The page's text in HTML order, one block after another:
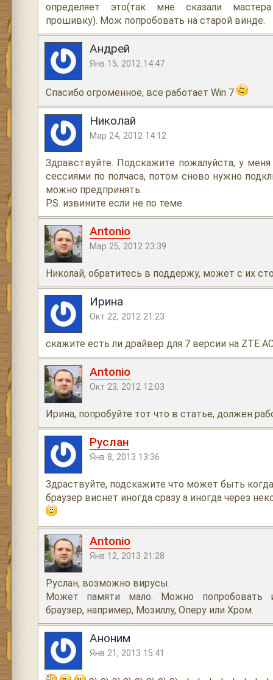
определяет это(так мне сказали
прошивку). Мож попробовать на старой винде.
Андрей
Янв 15, 2012 14:47
Спасибо огроменное, все работает Win 7
Николай
Мар 24, 2012 14:12
Здравствуйте. Подскажите пожалуйста, у
сессиями по полчаса, потом сново нужно
можно предпринять.
P.S. извините если не по теме.
Antonio
Мар 25, 2012 23:39
Николай, обратитесь в поддержу, может с их
Ирина
Окт 22, 2012 21:23
скажите есть ли драйвер для 7 версии на ZTE
Antonio
Окт 23, 2012 12:03
Ирина, попробуйте тот что в статье, должен
Руслан
Янв 8, 2013 13:36
Здраствуйте, подскажите что может быть
браузер виснет иногда сразу а иногда через
Antonio
Янв 12, 2013 21:28
Руслан, возможно вирусы.
Может памяти мало. Можно попробовать
браузер, например, Мозиллу, Оперу или Хром.
Аноним
Янв 21, 2013 15:41